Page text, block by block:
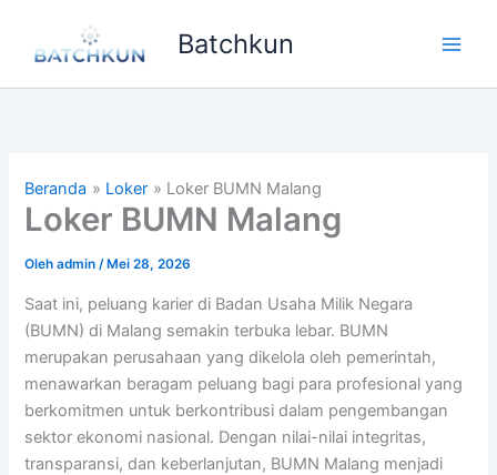
konten
Batchkun
Beranda Loker Loker BUMN Malang
Loker BUMN Malang
Olehadmin/ Mei 28, 2026
Saat ini, peluang karier di Badan Usaha Milik Negara
(BUMN) di Malang semakin terbuka lebar. BUMN
merupakan perusahaan yang dikelola oleh pemerintah,
menawarkan beragam peluang bagi para profesional yang
berkomitmen untuk berkontribusi dalam pengembangan
sektor ekonomi nasional. Dengan nilai-nilai integritas,
transparansi, dan keberlanjutan, BUMN Malang menjadi